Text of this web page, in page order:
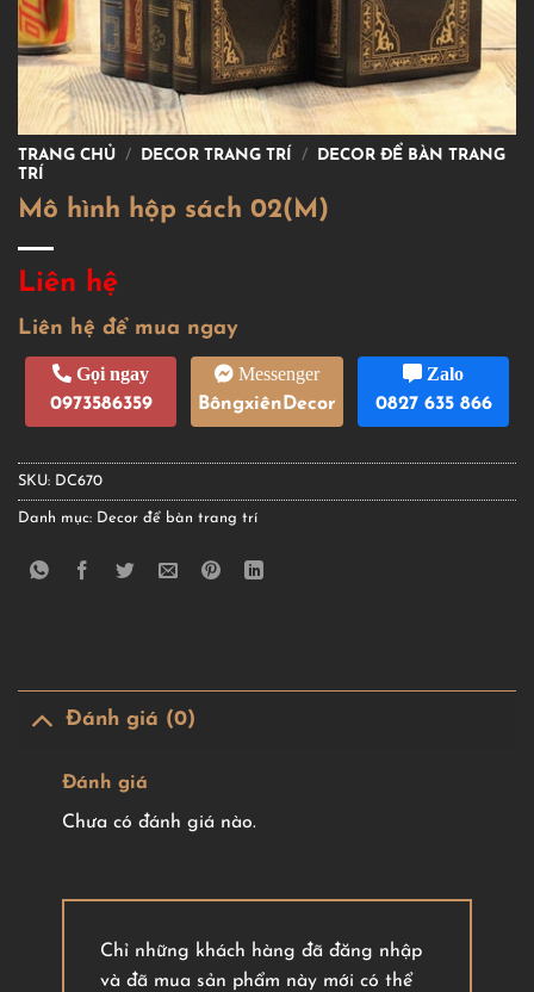
TRANG CHỦ / DECOR TRANG TRÍ /
DECOR ĐỂ BÀN TRANG
TRÍ
Mô hình hộp sách 02(M)
Liên hệ
Liên hệ để mua ngay
Gọi ngay
0973586359
Messenger
BôngxiênDecor
Zalo
0827 635 866
SKU: DC670
Danh mục: Decor để bàn trang trí
Đánh giá (0)
Đánh giá
Chưa có đánh giá nào.
Chỉ những khách hàng đã đăng nhập
và đã mua sản phẩm này mới có thể